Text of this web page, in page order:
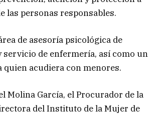
las personas responsables.
de asesoría psicológica de
de enfermería, así como un
quien acudiera con menores.
Molina García, el Procurador de la
del Instituto de la Mujer de